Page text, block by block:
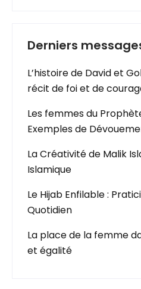
Derniers
L’histoire de David et
récit de foi et de
Les femmes du
Exemples de
La Créativité de Malik
Islamique
Le Hijab Enfilable :
Quotidien
La place de la femme
et égalité